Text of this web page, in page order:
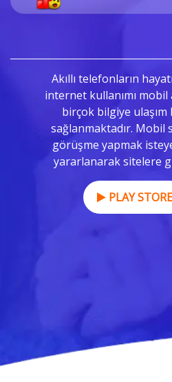
Akıllı telefonların
internet kullanımı mobil
birçok bilgiye ulaşım
sağlanmaktadır. Mobil
görüşme yapmak
yararlanarak sitelere
PLAY STORE